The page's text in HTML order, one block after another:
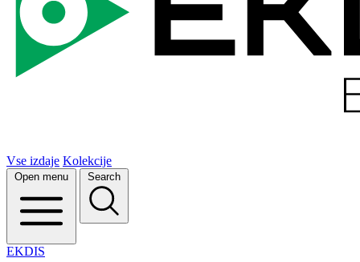
Vse izdaje Kolekcije
Open menu Search
EKDIS